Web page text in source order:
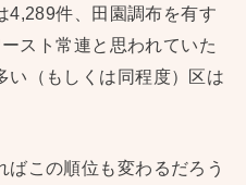
4,289件、田園調布を有す
スト常連と思われていた
い（もしくは同程度）区は
ばこの順位も変わるだろう